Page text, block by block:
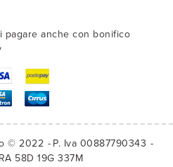
pagare anche con bonifico
© 2022
P. Iva 00887790343
58D 19G 337M